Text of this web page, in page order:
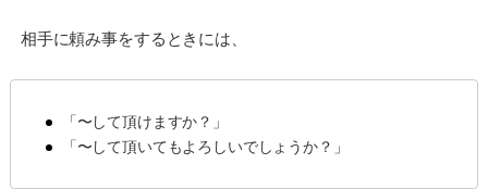
相手に頼み事をするときには、
「〜して頂けますか？」
「〜して頂いてもよろしいでしょうか？」